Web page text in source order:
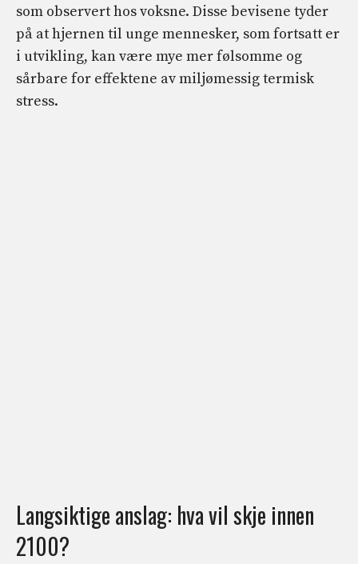
som observert hos voksne. Disse bevisene tyder
på at hjernen til unge mennesker, som fortsatt er
i utvikling, kan være mye mer følsomme og
sårbare for effektene av miljømessig termisk
stress.
Langsiktige anslag: hva vil skje innen
2100?